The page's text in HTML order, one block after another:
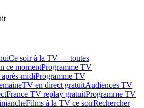
Ce soir à la TV — toutes
ce momentProgramme TV
midiProgramme TV
TV en direct gratuitAudiences TV
France TV replay gratuitProgramme TV
Films à la TV ce soirRechercher